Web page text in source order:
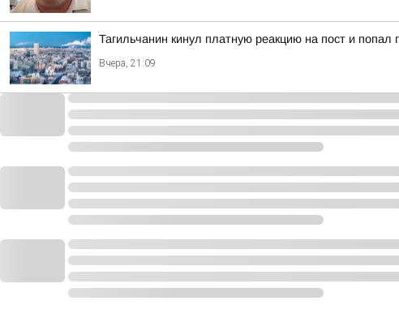
Тагильчанин кинул платную реакцию на пост и попал
Вчера, 21:09